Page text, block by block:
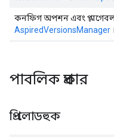
কনফিগ অপশন এবং প্লাগেবল
AspiredVersionsManager ।
পাবলিক প্রকার
প্রি-লোডহুক